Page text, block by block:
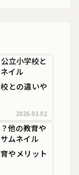
との違いや
2026.03.02
やメリット